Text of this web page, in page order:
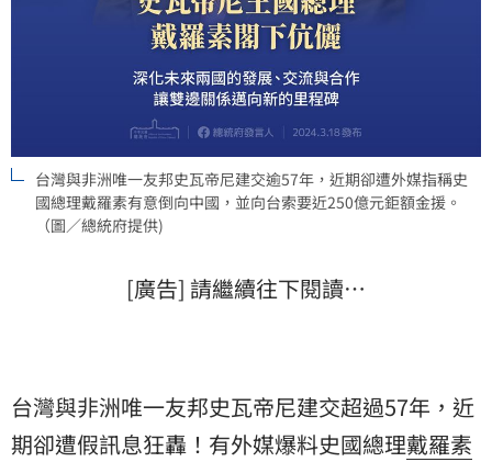
台灣與非洲唯一友邦史瓦帝尼建交逾57年，近期卻遭外媒指稱史
國總理戴羅素有意倒向中國，並向台索要近250億元鉅額金援。
（圖／總統府提供)
[廣告] 請繼續往下閱讀…
台灣與非洲唯一友邦史瓦帝尼建交超過57年，近
期卻遭假訊息狂轟！有外媒爆料史國總理戴羅素